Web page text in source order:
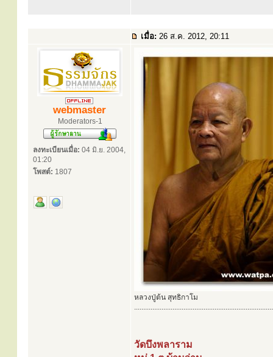
เมื่อ: 26 ส.ค. 2012, 20:11
webmaster
Moderators-1
ลงทะเบียนเมื่อ: 04 มิ.ย. 2004,
01:20
โพสต์: 1807
หลวงปู่ต้น สุทธิกาโม
............................................................................
วัดบึงพลาราม